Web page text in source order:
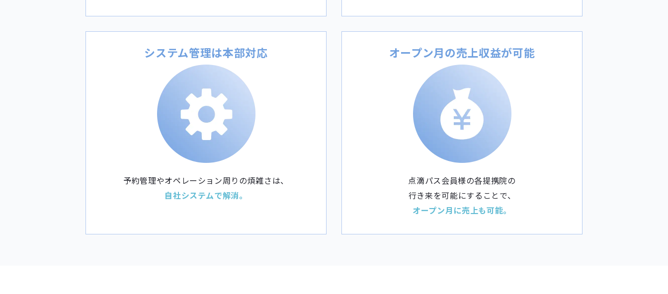
システム管理は本部対応
予約管理やオペレーション周りの煩雑さは、
自社システムで解消。
オープン月の売上収益が可能
点滴パス会員様の各提携院の
行き来を可能にすることで、
オープン月に売上も可能。